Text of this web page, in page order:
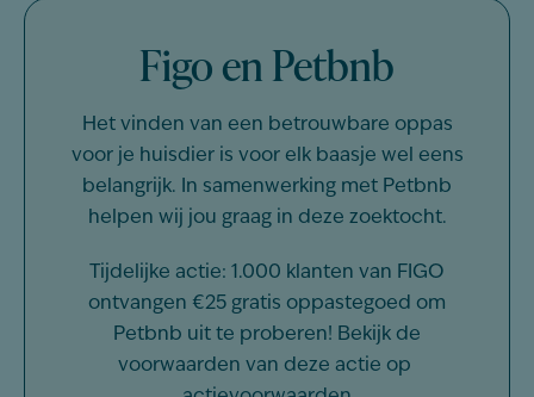
Figo en Petbnb
Het vinden van een betrouwbare oppas
voor je huisdier is voor elk baasje wel eens
belangrijk. In samenwerking met Petbnb
helpen wij jou graag in deze zoektocht.
Tijdelijke actie: 1.000 klanten van FIGO
ontvangen €25 gratis oppastegoed om
Petbnb uit te proberen! Bekijk de
voorwaarden van deze actie op